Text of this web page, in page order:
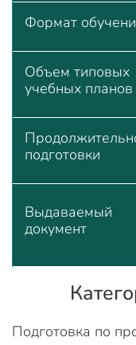
Формат
Объем типовых
учебных планов
подготовки
Выдаваемый
документ
Подготовка по